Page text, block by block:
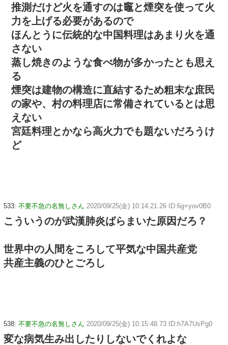
推測だけど火を通すのは竈と煙突を使って火
力を上げる必要があるので
ほんとうに伝統的な中国料理はあまり火を通
さない
蒸し焼きのような食べ物が多かったとも思え
る
煙突は建物の構造に直結するため粗末な庶民
の家や、村の料理店に常備されているとは思
えない
宮廷料理とかなら高火力でも題ないだろうけ
ど
533: 不要不急の名無しさん 2020/09/25(金) 10:14:21.26 ID:6g+yov0B0
こういうのが武漢肺炎ばらまいた原因だろ？
世界中の人間をころして平気な中国共産党
共産主義のひとごろし
538: 不要不急の名無しさん 2020/09/25(金) 10:15:48.73 ID:h7A7UsPg0
変な病気生み出したりしないでくれよな